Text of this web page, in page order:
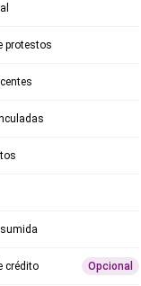
protestos
crédito Opcional